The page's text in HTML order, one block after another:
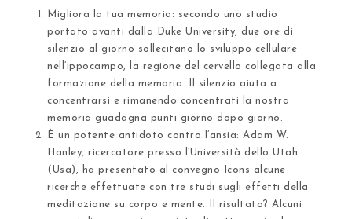
Migliora la tua memoria : secondo uno studio
portato avanti dalla Duke University, due ore di
silenzio al giorno sollecitano lo sviluppo cellulare
nell’ippocampo,
la regione del cervello collegata alla
formazione della memoria . Il silenzio aiuta a
concentrarsi e rimanendo concentrati la nostra
memoria guadagna punti giorno dopo giorno.
È un potente antidoto contro l’ansia: Adam W.
Hanley, ricercatore presso l’Università dello Utah
(Usa), ha presentato al convegno Icons alcune
ricerche effettuate con tre studi sugli effetti della
meditazione su corpo e mente . Il risultato? Alcuni